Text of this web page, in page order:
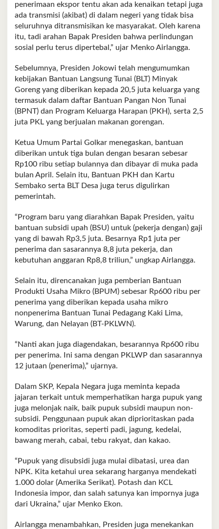
penerimaan ekspor tentu akan ada kenaikan tetapi juga
ada transmisi (akibat) di dalam negeri yang tidak bisa
seluruhnya ditransmisikan ke masyarakat. Oleh karena
itu, tadi arahan Bapak Presiden bahwa perlindungan
sosial perlu terus dipertebal,” ujar Menko Airlangga.
Sebelumnya, Presiden Jokowi telah mengumumkan
kebijakan Bantuan Langsung Tunai (BLT) Minyak
Goreng yang diberikan kepada 20,5 juta keluarga yang
termasuk dalam daftar Bantuan Pangan Non Tunai
(BPNT) dan Program Keluarga Harapan (PKH), serta 2,5
juta PKL yang berjualan makanan gorengan.
Ketua Umum Partai Golkar menegaskan, bantuan
diberikan untuk tiga bulan dengan besaran sebesar
Rp100 ribu setiap bulannya dan dibayar di muka pada
bulan April. Selain itu, Bantuan PKH dan Kartu
Sembako serta BLT Desa juga terus digulirkan
pemerintah.
“Program baru yang diarahkan Bapak Presiden, yaitu
bantuan subsidi upah (BSU) untuk (pekerja dengan) gaji
yang di bawah Rp3,5 juta. Besarnya Rp1 juta per
penerima dan sasarannya 8,8 juta pekerja, dan
kebutuhan anggaran Rp8,8 triliun,” ungkap Airlangga.
Selain itu, direncanakan juga pemberian Bantuan
Produkti Usaha Mikro (BPUM) sebesar Rp600 ribu per
penerima yang diberikan kepada usaha mikro
nonpenerima Bantuan Tunai Pedagang Kaki Lima,
Warung, dan Nelayan (BT-PKLWN).
“Nanti akan juga diagendakan, besarannya Rp600 ribu
per penerima. Ini sama dengan PKLWP dan sasarannya
12 jutaan (penerima),” ujarnya.
Dalam SKP, Kepala Negara juga meminta kepada
jajaran terkait untuk memperhatikan harga pupuk yang
juga melonjak naik, baik pupuk subsidi maupun non-
subsidi. Penggunaan pupuk akan diprioritaskan pada
komoditas prioritas, seperti padi, jagung, kedelai,
bawang merah, cabai, tebu rakyat, dan kakao.
“Pupuk yang disubsidi juga mulai dibatasi, urea dan
NPK. Kita ketahui urea sekarang harganya mendekati
1.000 dolar (Amerika Serikat). Potash dan KCL
Indonesia impor, dan salah satunya kan impornya juga
dari Ukraina,” ujar Menko Ekon.
Airlangga menambahkan, Presiden juga menekankan